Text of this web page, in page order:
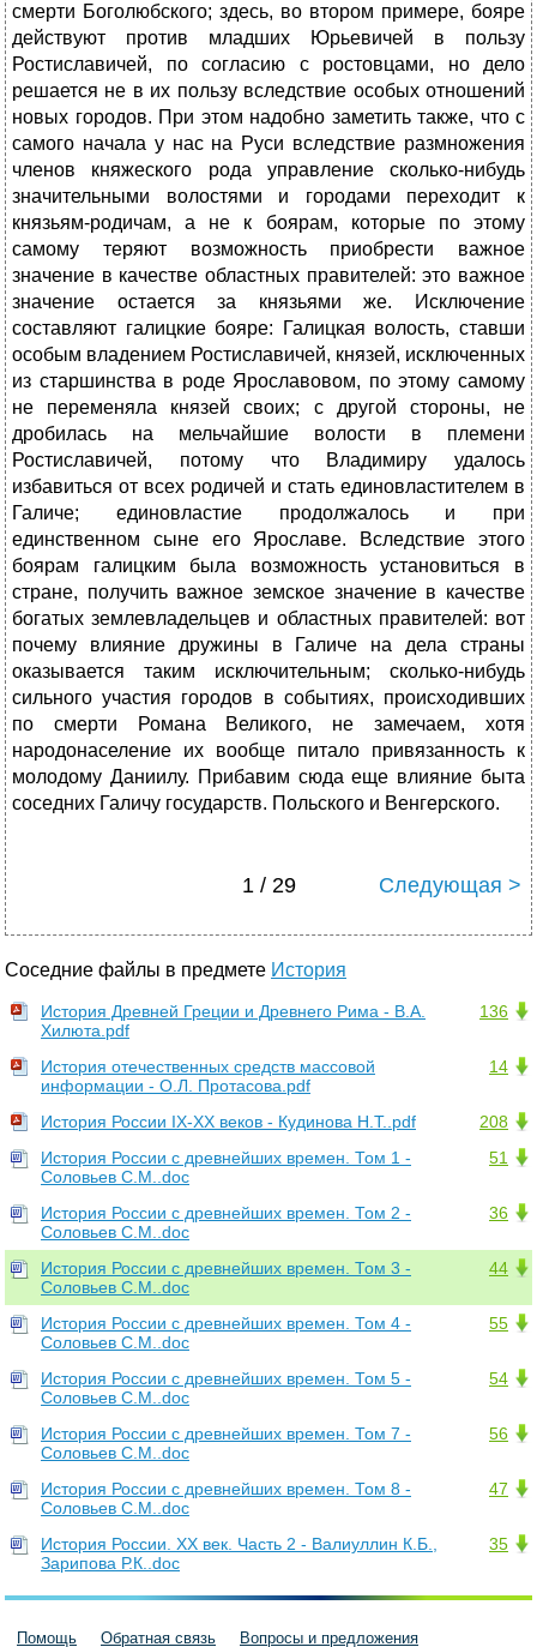
смерти Боголюбского; здесь, во втором примере, бояре
действуют против младших Юрьевичей в пользу
Ростиславичей, по согласию с ростовцами, но дело
решается не в их пользу вследствие особых отношений
новых городов. При этом надобно заметить также, что с
самого начала у нас на Руси вследствие размножения
членов княжеского рода управление сколько-нибудь
значительными волостями и городами переходит к
князьям-родичам, а не к боярам, которые по этому
самому теряют возможность приобрести важное
значение в качестве областных правителей: это важное
значение остается за князьями же. Исключение
составляют галицкие бояре: Галицкая волость, ставши
особым владением Ростиславичей, князей, исключенных
из старшинства в роде Ярославовом, по этому самому
не переменяла князей своих; с другой стороны, не
дробилась на мельчайшие волости в племени
Ростиславичей, потому что Владимиру удалось
избавиться от всех родичей и стать единовластителем в
Галиче; единовластие продолжалось и при
единственном сыне его Ярославе. Вследствие этого
боярам галицким была возможность установиться в
стране, получить важное земское значение в качестве
богатых землевладельцев и областных правителей: вот
почему влияние дружины в Галиче на дела страны
оказывается таким исключительным; сколько-нибудь
сильного участия городов в событиях, происходивших
по смерти Романа Великого, не замечаем, хотя
народонаселение их вообще питало привязанность к
молодому Даниилу. Прибавим сюда еще влияние быта
соседних Галичу государств. Польского и Венгерского.
1 / 29 Следующая >
Соседние файлы в предмете История
136
История Древней Греции и Древнего Рима - В.А.
Хилюта.pdf
14
История отечественных средств массовой
информации - О.Л. Протасова.pdf
208
История России IХ-ХХ веков - Кудинова Н.Т..pdf
51
История России с древнейших времен. Том 1 -
Соловьев С.М..doc
36
История России с древнейших времен. Том 2 -
Соловьев С.М..doc
44
История России с древнейших времен. Том 3 -
Соловьев С.М..doc
55
История России с древнейших времен. Том 4 -
Соловьев С.М..doc
54
История России с древнейших времен. Том 5 -
Соловьев С.М..doc
56
История России с древнейших времен. Том 7 -
Соловьев С.М..doc
47
История России с древнейших времен. Том 8 -
Соловьев С.М..doc
35
История России. XX век. Часть 2 - Валиуллин К.Б.,
Зарипова Р.К..doc
Помощь Обратная связь Вопросы и предложения